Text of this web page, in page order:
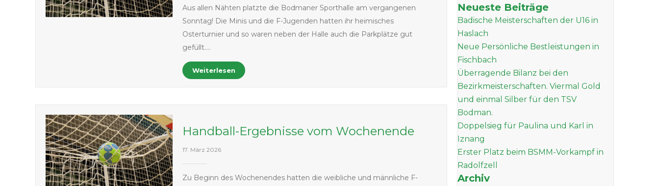
Aus allen Nähten platzte die Bodmaner Sporthalle am vergangenen
Sonntag! Die Minis und die F-Jugenden hatten ihr heimisches
Osterturnier und so waren neben der Halle auch die Parkplätze gut
gefüllt….
Weiterlesen
Handball-Ergebnisse vom Wochenende
17. März 2026
Zu Beginn des Wochenendes hatten die weibliche und männliche F-
Neueste Beiträge
Badische Meisterschaften der U16 in
Haslach
Neue Persönliche Bestleistungen in
Fischbach
Überragende Bilanz bei den
Bezirkmeisterschaften. Viermal Gold
und einmal Silber für den TSV
Bodman.
Doppelsieg für Paulina und Karl in
Iznang
Erster Platz beim BSMM-Vorkampf in
Radolfzell
Archiv